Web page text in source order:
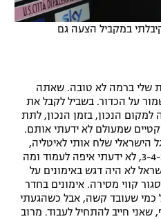
במקביל הצעה גם
שלי ברמה לא טובה. שאתה
על הכדור. בשביל לקבל את
הנכון, בזמן הנכון, לתת
שמעולם לא ידעתי אותם.
הישראלי שלח אותי לאיטליה,
איזה בלוף מכרו להם?'. שיחקו 3-4-3, לא ידעתי איפה לעמוד ומה
לא היה דגש באימונים על
קווי מסירה. אימונים בחדר
כמי שעובד קשה, אבל כשהגעתי
חייב להתחיל לעבוד. מרוב